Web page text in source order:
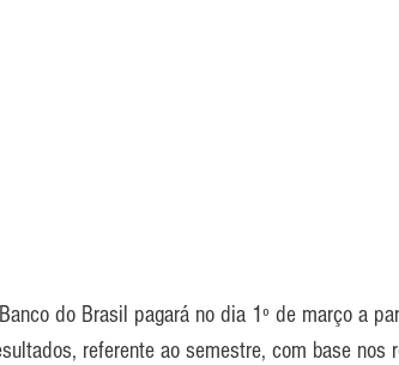
do Brasil pagará no dia 1º de março a
referente ao semestre, com base